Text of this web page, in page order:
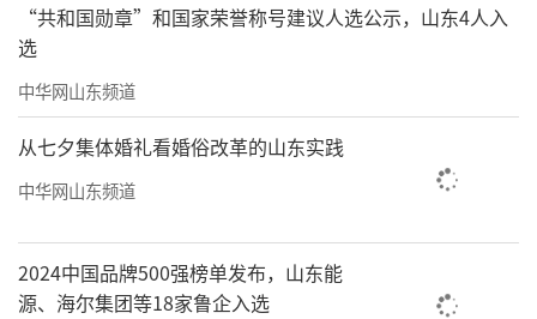
“共和国勋章”和国家荣誉称号建议人选公示，山东4人入
选
中华网山东频道
从七夕集体婚礼看婚俗改革的山东实践
中华网山东频道
2024中国品牌500强榜单发布，山东能
源、海尔集团等18家鲁企入选